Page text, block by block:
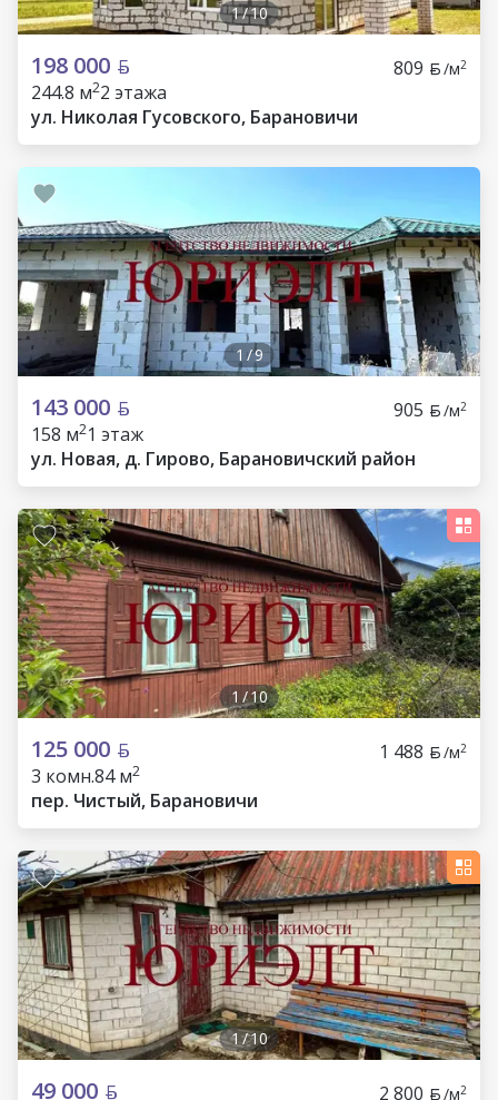
1/10
198 000 809 /м2
244.8 м22 этажа
ул. Николая Гусовского, Барановичи
1 /9
143 000 905 /м2
158 м21 этаж
ул. Новая, д. Гирово, Барановичский район
1 /10
125 000 1 488 /м2
3 комн.84 м2
пер. Чистый, Барановичи
1/10
49 000 2 800 /м2